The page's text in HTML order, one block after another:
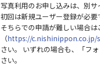
写真利用のお申し込みは、別サ
初回は新規ユーザー登録が必要
そちらでの申請が難しい場合
（https://c.nishinippon.co.jp/
さい。 いずれの場合も、「フ
さい。